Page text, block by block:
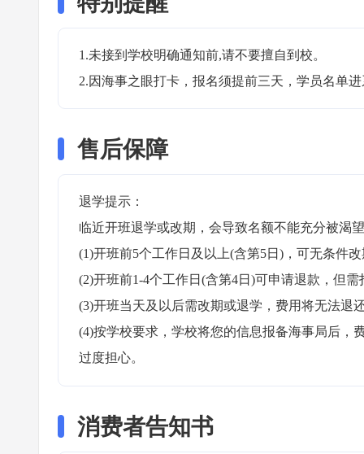
1.未接到学校明确通知前,请不要擅自到校。
2.因海事之眼打卡，报名须提前三天，学员名单
售后保障
退学提示：
临近开班退学或改期，会导致名额不能充分被渴
(1)开班前5个工作日及以上(含第5日)，可无条件
(2)开班前1-4个工作日(含第4日)可申请退款，但
(3)开班当天及以后需改期或退学，费用将无法退
(4)按学校要求，学校将您的信息报备海事局后，
过度担心。
消费者告知书